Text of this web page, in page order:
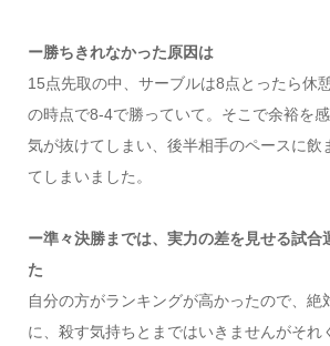
ー勝ちきれなかった原因は
15点先取の中、サーブルは8点とったら休
の時点で8-4で勝っていて。そこで余裕を
気が抜けてしまい、後半相手のペースに飲
てしまいました。
ー準々決勝までは、実力の差を見せる試合
た
自分の方がランキングが高かったので、絶
に、殺す気持ちとまではいきませんがそれ